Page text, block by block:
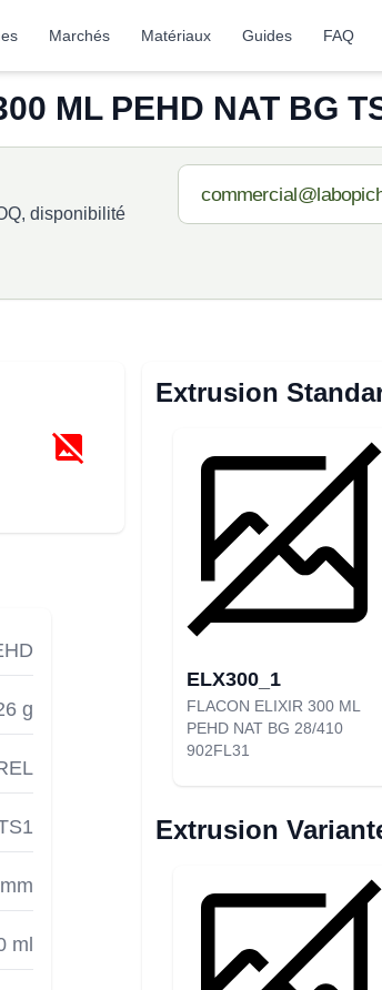
Marchés Matériaux Guides FAQ
ML PEHD NAT BG
disponibilité
g
ml
Extrusion
ELX300_1
FLACON ELIXIR 300 ML
PEHD NAT BG 28/410
902FL31
Extrusion